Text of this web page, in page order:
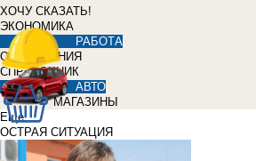
ХОЧУ СКАЗАТЬ!
ЭКОНОМИКА
РАБОТА
ОБЪЯВЛЕНИЯ
СПРАВОЧНИК
АВТО
МАГАЗИНЫ
Еще
ОСТРАЯ СИТУАЦИЯ